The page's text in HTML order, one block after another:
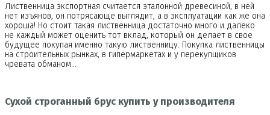
Лиственница экспортная считается эталонной древесиной, в ней
нет изъянов, он потрясающе выглядит, а в эксплуатации как же она
хороша! Но стоит такая лиственница достаточно много и далеко
не каждый может оценить тот вклад, который он делает в свое
будущее покупая именно такую лиственницу. Покупка лиственницы
на строительных рынках, в гипермаркетах и у перекупщиков
чревата обманом…
Сухой строганный брус купить у производителя